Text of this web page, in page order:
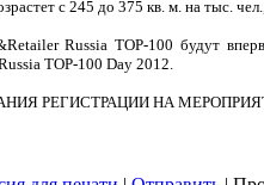
с 245 до 375 кв. м. на тыс.
Russia TOP-100 будут
TOP-100 Day 2012.
РЕГИСТРАЦИИ НА